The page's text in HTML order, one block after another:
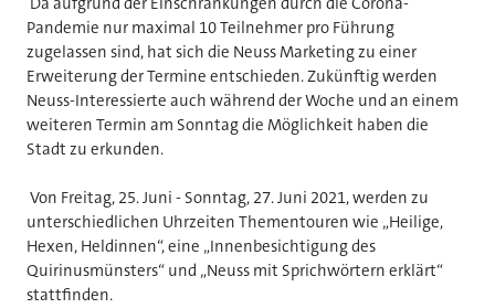
Pandemie nur maximal 10 Teilnehmer pro Führung
zugelassen sind, hat sich die Neuss Marketing zu einer
Erweiterung der Termine entschieden. Zukünftig werden
Neuss-Interessierte auch während der Woche und an einem
weiteren Termin am Sonntag die Möglichkeit haben die
Stadt zu erkunden.
Von Freitag, 25. Juni - Sonntag, 27. Juni 2021, werden zu
unterschiedlichen Uhrzeiten Thementouren wie „Heilige,
Hexen, Heldinnen“, eine „Innenbesichtigung des
Quirinusmünsters“ und „Neuss mit Sprichwörtern erklärt“
stattfinden.